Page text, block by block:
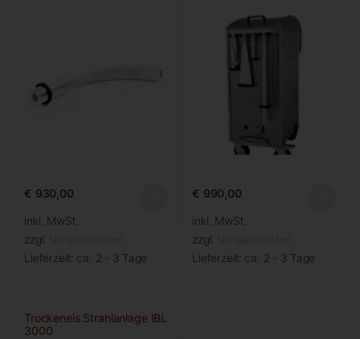
€ 930,00
inkl. MwSt.
zzgl. Versandkosten
Lieferzeit: ca. 2 - 3 Tage
€ 990,00
inkl. MwSt.
zzgl. Versandkosten
Lieferzeit: ca. 2 - 3 Tage
Trockeneis Strahlanlage IBL
3000